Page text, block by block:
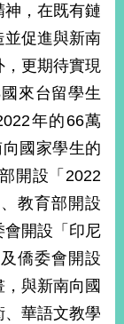
神，在既有鏈
並促進與新南
，更期待實現
來台留學生
年的66萬
國家學生的
開設「2022
教育部開設
會開設「印尼
僑委會開設
，與新南向國
華語文教學